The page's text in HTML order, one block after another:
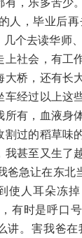
人，毕业后
个去读华师
上社会，有工
大桥，还有长
车经过以上这
有，血液身
割过的稻草味
我甚至又生了
爸急让在东北
使人耳朵冻
有时是呼口
讲。害我爸